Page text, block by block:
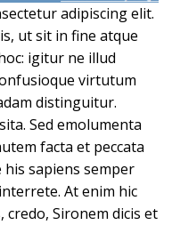
adipiscing elit.
ut sit in fine atque
igitur ne illud
virtutum
distinguitur.
Sed emolumenta
facta et peccata
sapiens semper
At enim hic
Sironem dicis et